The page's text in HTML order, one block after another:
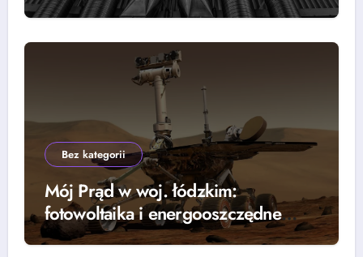
Bez kategorii
Mój Prąd w woj. łódzkim:
fotowoltaika i energooszczędne
rozwiązania — grzejniki, pompy